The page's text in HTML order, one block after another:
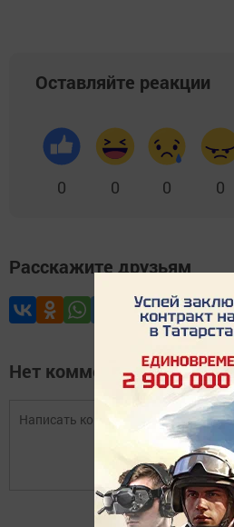
Оставляйте реакции
0 0 0 0
Расскажите друзьям
Нет комментариев